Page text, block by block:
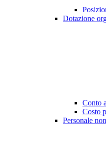
Dotazione
Conto
Costo
Personale